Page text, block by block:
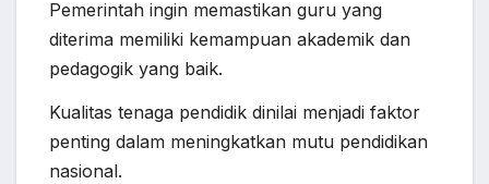
Pemerintah ingin memastikan guru yang
diterima memiliki kemampuan akademik dan
pedagogik yang baik.
Kualitas tenaga pendidik dinilai menjadi faktor
penting dalam meningkatkan mutu pendidikan
nasional.